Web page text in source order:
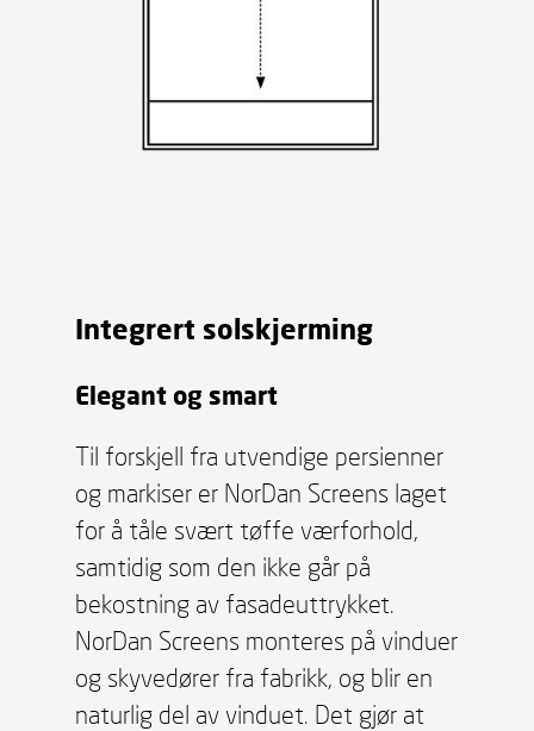
Integrert solskjerming
Elegant og smart
Til forskjell fra utvendige persienner
og markiser er NorDan Screens laget
for å tåle svært tøffe værforhold,
samtidig som den ikke går på
bekostning av fasadeuttrykket.
NorDan Screens monteres på vinduer
og skyvedører fra fabrikk, og blir en
naturlig del av vinduet. Det gjør at